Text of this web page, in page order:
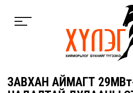
ЗАВХАН АЙМАГТ